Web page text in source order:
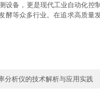
设备，更是现代工业自动化控
酵等众多行业。在追求高质
析仪的技术解析与应用实践